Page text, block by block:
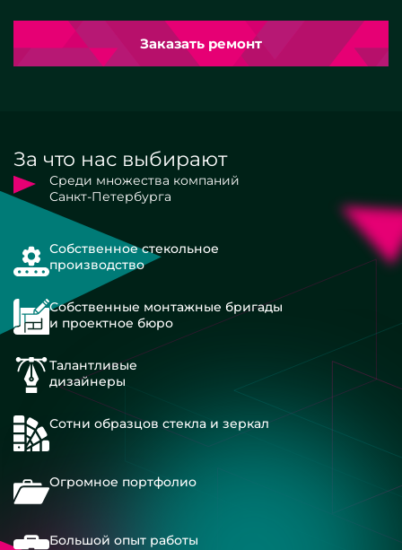
Заказать ремонт
За что нас выбирают
Среди множества компаний
Санкт-Петербурга
Собственное стекольное
производство
Собственные монтажные бригады
и проектное бюро
Талантливые
дизайнеры
Сотни образцов стекла и зеркал
Огромное портфолио
Большой опыт работы